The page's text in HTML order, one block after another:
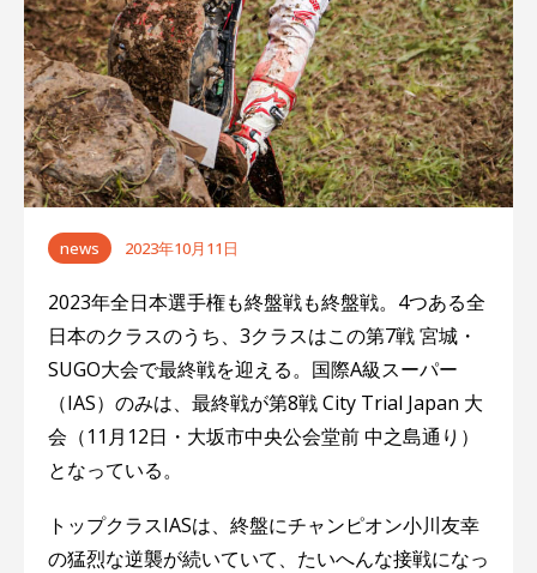
news 2023年10月11日
2023年全日本選手権も終盤戦も終盤戦。4つある全
日本のクラスのうち、3クラスはこの第7戦 宮城・
SUGO大会で最終戦を迎える。国際A級スーパー
（IAS）のみは、最終戦が第8戦 City Trial Japan 大
会（11月12日・大坂市中央公会堂前 中之島通り）
となっている。
トップクラスIASは、終盤にチャンピオン小川友幸
の猛烈な逆襲が続いていて、たいへんな接戦になっ